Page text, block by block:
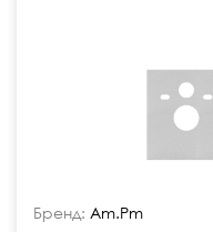
Бренд: Am.Pm